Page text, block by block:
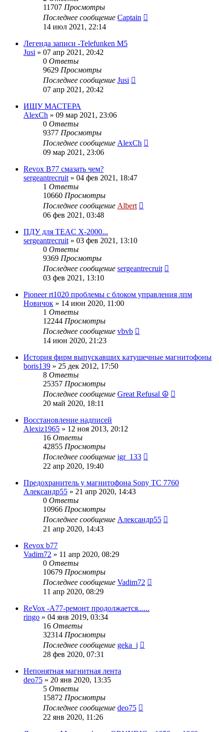
11707 Просмотры
Последнее сообщение Captain
14 июл 2021, 22:14
Легенда записи -Telefunken M5
Jusi » 07 апр 2021, 20:42
0 Ответы
9629 Просмотры
Последнее сообщение Jusi
07 апр 2021, 20:42
ИЩУ МАСТЕРА
AlexCh » 09 мар 2021, 23:06
0 Ответы
9377 Просмотры
Последнее сообщение AlexCh
09 мар 2021, 23:06
Revox B77 смазать чем?
sergeantrecruit » 04 фев 2021, 18:47
1 Ответы
10660 Просмотры
Последнее сообщение Albert
06 фев 2021, 03:48
ПДУ для TEAC X-2000...
sergeantrecruit » 03 фев 2021, 13:10
0 Ответы
9369 Просмотры
Последнее сообщение sergeantrecruit
03 фев 2021, 13:10
Pioneer rt1020 проблемы с блоком управления лпм
Новичок » 14 июн 2020, 11:00
1 Ответы
12244 Просмотры
Последнее сообщение vbvb
14 июн 2020, 21:23
История фирм выпускавших катушечные магнитофоны
boris139 » 25 дек 2012, 17:50
8 Ответы
25357 Просмотры
Последнее сообщение Great Refusal ☮
20 май 2020, 18:11
Восстановление надписей
Alexiz1965 » 12 ноя 2013, 20:12
16 Ответы
42855 Просмотры
Последнее сообщение igr_133
22 апр 2020, 19:40
Предохранитель у магнитофона Sony TC 7760
Александр55 » 21 апр 2020, 14:43
0 Ответы
10966 Просмотры
Последнее сообщение Александр55
21 апр 2020, 14:43
Revox b77
Vadim72 » 11 апр 2020, 08:29
0 Ответы
10679 Просмотры
Последнее сообщение Vadim72
11 апр 2020, 08:29
ReVox -A77-ремонт продолжается......
ringo » 04 янв 2019, 03:34
16 Ответы
32314 Просмотры
Последнее сообщение geka_j
28 фев 2020, 07:31
Непонятная магнитная лента
deo75 » 20 янв 2020, 13:35
5 Ответы
15872 Просмотры
Последнее сообщение deo75
22 янв 2020, 11:26